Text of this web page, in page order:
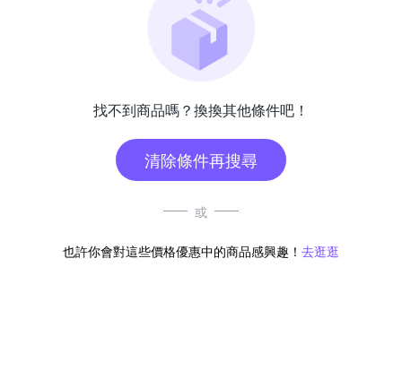
找不到商品嗎？換換其他條件吧！
清除條件再搜尋
或
也許你會對這些價格優惠中的商品感興趣！ 去逛逛